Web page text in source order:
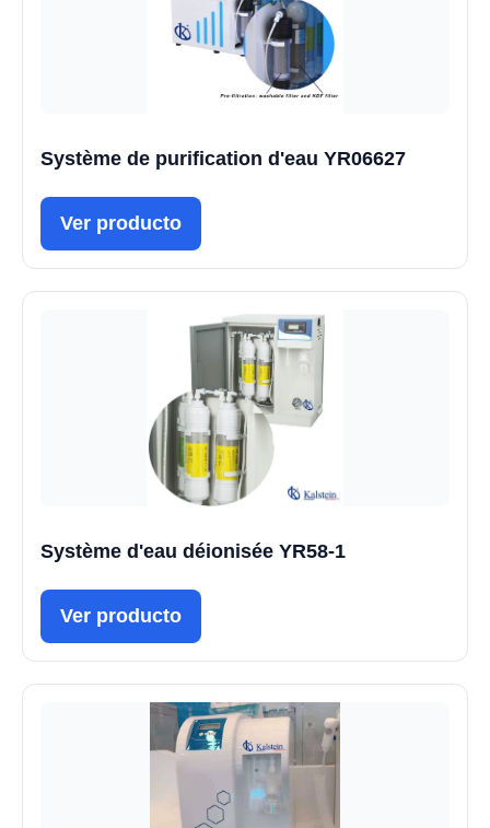
Système de purification d'eau YR06627
Ver producto
Système d'eau déionisée YR58-1
Ver producto